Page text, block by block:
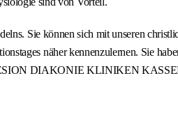
Sie können sich mit unseren
näher kennenzulernen. Sie
DIAKONIE KLINIKEN